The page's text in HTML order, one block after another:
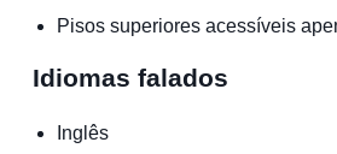
Pisos superiores acessíveis
Idiomas falados
Inglês